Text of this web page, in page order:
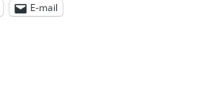
E-mail